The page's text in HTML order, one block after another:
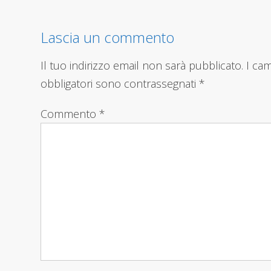
Lascia un commento
Il tuo indirizzo email non sarà pubblicato. I
obbligatori sono contrassegnati*
Commento*